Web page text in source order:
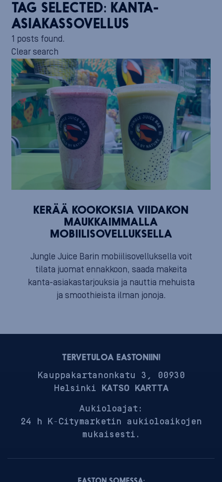
TAG SELECTED: KANTA-
ASIAKASSOVELLUS
1 posts found.
Clear search
KERÄÄ KOOKOKSIA VIIDAKON
MAUKKAIMMALLA
MOBIILISOVELLUKSELLA
Jungle Juice Barin mobiilisovelluksella voit
tilata juomat ennakkoon, saada makeita
kanta-asiakastarjouksia ja nauttia mehuista
ja smoothieista ilman jonoja.
TERVETULOA EASTONIIN!
Kauppakartanonkatu 3, 00930
Helsinki KATSO KARTTA
Aukioloajat:
24 h K-Citymarketin aukioloaikojen
mukaisesti.